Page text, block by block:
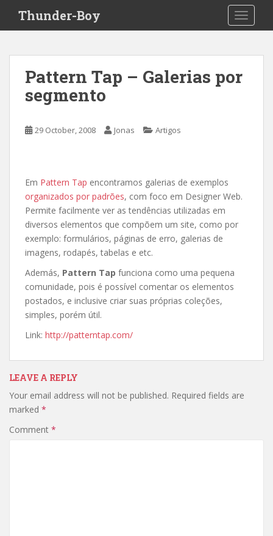
i
Thunder-Boy
Pattern Tap – Galerias por
segmento
29 October, 2008 Jonas Artigos
Em Pattern Tap encontramos galerias de exemplos
organizados por padrões, com foco em Designer Web.
Permite facilmente ver as tendências utilizadas em
diversos elementos que compõem um site, como por
exemplo: formulários, páginas de erro, galerias de
imagens, rodapés, tabelas e etc.
Además, Pattern Tap funciona como uma pequena
comunidade, pois é possível comentar os elementos
postados, e inclusive criar suas próprias coleções,
simples, porém útil.
Link: http://patterntap.com/
LEAVE A REPLY
Your email address will not be published. Required fields are
marked *
Comment *